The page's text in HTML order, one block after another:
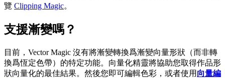
覽 Clipping Magic。
支援漸變嗎？
目前，Vector Magic 沒有將漸變轉換爲漸變向量形狀（而非轉
換爲恆定色帶）的特定功能。向量化精靈將協助您取得作品形
狀向量化的最佳結果。然後您即可編輯色彩，或者使用 向量編